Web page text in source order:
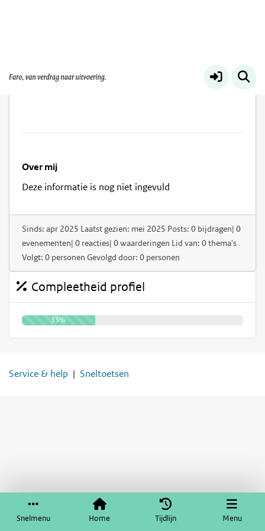
Snelmenu Home Tijdlijn Menu
Over mij
Deze informatie is nog niet ingevuld
Sinds: apr 2025 Laatst gezien: mei 2025 Posts: 0 bijdragen| 0
evenementen| 0 reacties| 0 waarderingen Lid van: 0 thema's
Volgt: 0 personen Gevolgd door: 0 personen
Compleetheid profiel
33%
Service & help Sneltoetsen